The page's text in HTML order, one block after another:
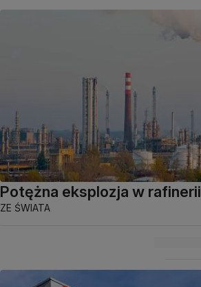
Potężna eksplozja w rafinerii
ZE ŚWIATA